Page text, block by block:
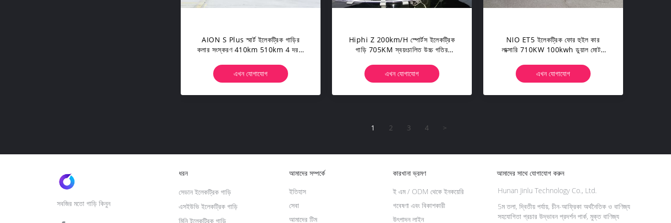
AION S Plus স্মার্ট ইলেকট্রিক গাড়ির
কলার সংস্করণ 410km 510km 4 দরজা
এখন যোগাযোগ
Hiphi Z 200km/h স্পোর্টস ইলেকট্রিক
গাড়ি 705KM স্বয়ংচালিত উচ্চ গতির
এখন যোগাযোগ
NIO ET5 ইলেকট্রিক ফোর হুইল কার
লাক্সারি 710KW 100kwh ডুয়াল মোটর
এখন যোগাযোগ
1 2 3 4 >
সবজির মতো গাড়ি কিনুন
ধরন
সেডান ইলেকট্রিক গাড়ি
এসইউভি ইলেকট্রিক গাড়ি
মিনি ইলেকট্রিক গাড়ি
আমাদের সম্পর্কে
ইতিহাস
সেবা
আমাদের টিম
কারখানা ভ্রমণ
উৎপাদন লাইন
ই এম / ODM থেকে ইনকয়েরি
গবেষণা এবং বিকাশকারী
আমাদের সাথে যোগাযোগ করুন
Hunan Jinlu Technology Co., Ltd.
5ম তলা, দ্বিতীয় পর্যায়, চীন-আফ্রিকা অর্থনৈতিক ও বাণিজ্য
সহযোগিতা প্রচার উদ্ভাবন প্রদর্শন পার্ক, মুক্ত বাণিজ্য